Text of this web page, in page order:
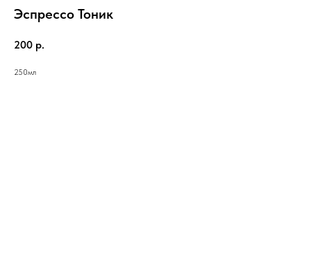
Эспрессо Тоник
200 р.
250мл